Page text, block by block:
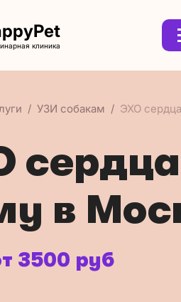
клиника
УЗИ собакам ЭХО сердца
в
3500 руб